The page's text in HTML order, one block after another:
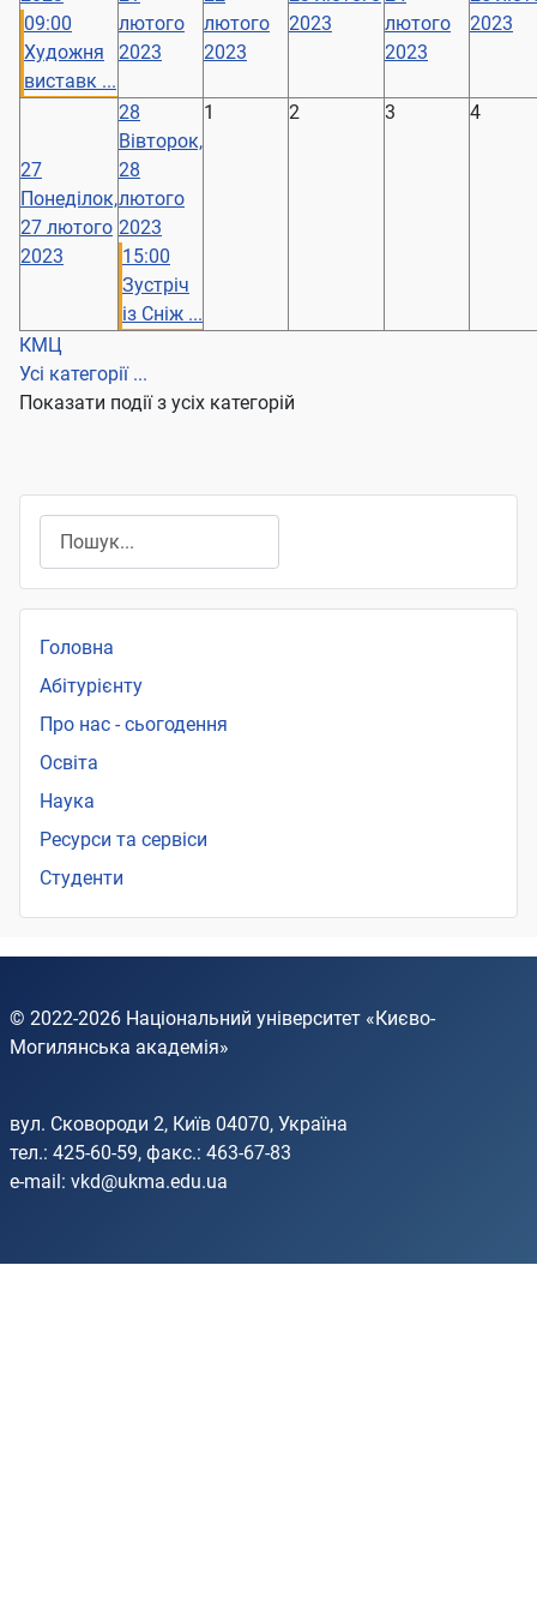
09:00
Художня
виставк ...
лютого
2023
лютого
2023
2023
лютого
2023
2023
27
Понеділок,
27 лютого
2023
28
Вівторок,
28
лютого
2023
15:00
Зустріч
із Сніж ...
1 2 3 4
КМЦ
Усі категорії ...
Показати події з усіх категорій
Головна
Абітурієнту
Про нас - сьогодення
Освіта
Наука
Ресурси та сервіси
Студенти
© 2022-2026 Національний університет «Києво-
Могилянська академія»
вул. Сковороди 2, Київ 04070, Україна
тел.: 425-60-59, факс.: 463-67-83
e-mail: vkd@ukma.edu.ua